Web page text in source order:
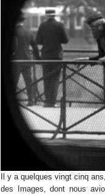
Il y a quelques vingt cinq
des Images, dont nous